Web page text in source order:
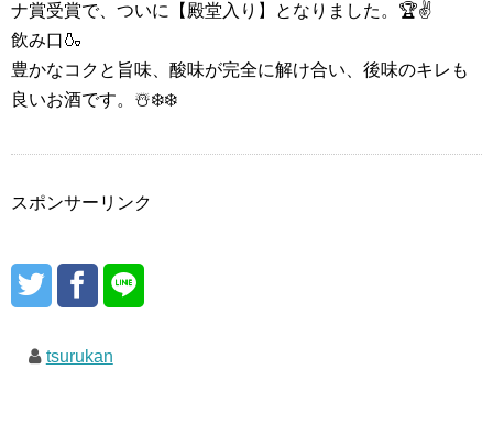
ナ賞受賞で、ついに【殿堂入り】となりました。🏆✌️
飲み口🍶
豊かなコクと旨味、酸味が完全に解け合い、後味のキレも
良いお酒です。☃️❄️❄️
スポンサーリンク
tsurukan